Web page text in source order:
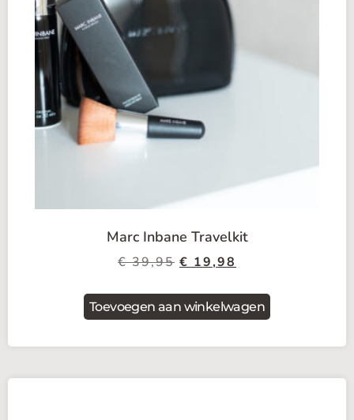
Marc Inbane Travelkit
€39,95 € 19,98
Toevoegen aan winkelwagen